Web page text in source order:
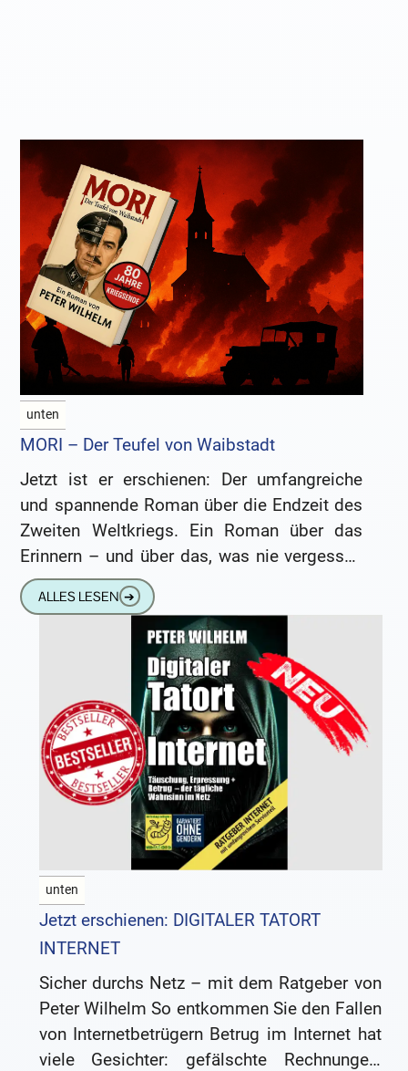
unten
MORI – Der Teufel von Waibstadt
Jetzt ist er erschienen: Der umfangreiche
und spannende Roman über die Endzeit des
Zweiten Weltkriegs. Ein Roman über das
Erinnern – und über das, was nie vergessen
werden darf „MORI
ALLES LESEN ➔
unten
Jetzt erschienen: DIGITALER TATORT
INTERNET
Sicher durchs Netz – mit dem Ratgeber von
Peter Wilhelm So entkommen Sie den Fallen
von Internetbetrügern Betrug im Internet hat
viele Gesichter: gefälschte Rechnungen,